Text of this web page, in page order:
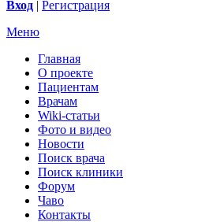
Вход | Регистрация
Меню
Главная
О проекте
Пациентам
Врачам
Wiki-статьи
Фото и видео
Новости
Поиск врача
Поиск клиники
Форум
Чаво
Контакты